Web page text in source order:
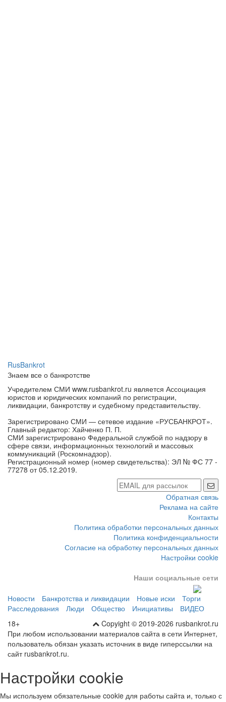
RusBankrot
Знаем все о банкротстве
Учредителем СМИ www.rusbankrot.ru является Ассоциация
юристов и юридических компаний по регистрации,
ликвидации, банкротству и судебному представительству.
Зарегистрировано СМИ — сетевое издание «РУСБАНКРОТ».
Главный редактор: Хайченко П. П.
СМИ зарегистрировано Федеральной службой по надзору в
сфере связи, информационных технологий и массовых
коммуникаций (Роскомнадзор).
Регистрационный номер (номер свидетельства): ЭЛ № ФС 77 -
77278 от 05.12.2019.
Обратная связь
Реклама на сайте
Контакты
Политика обработки персональных данных
Политика конфиденциальности
Согласие на обработку персональных данных
Настройки cookie
Наши социальные сети
Новости Банкротства и ликвидации Новые иски
Торги
Расследования
Люди Общество Инициативы
ВИДЕО
Copyight © 2019-2026 rusbankrot.ru
18+
При любом использовании материалов сайта в сети Интернет,
пользователь обязан указать источник в виде гиперссылки на
сайт rusbankrot.ru.
Настройки cookie
Мы используем обязательные cookie для работы сайта и, только с